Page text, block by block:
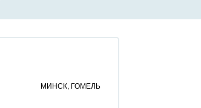
Коробочная версия
МИНСК, ГОМЕЛЬ